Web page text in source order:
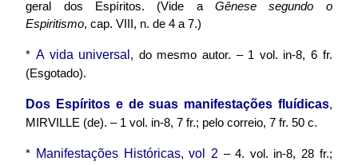
geral dos Espíritos. (Vide aGênese segundo o
Espiritismo, cap. VIII, n. de 4 a 7.)
*A vida universal , do mesmo autor. – 1 vol. in-8, 6 fr.
(Esgotado).
Dos Espíritos e de suas manifestações fluídicas,
MIRVILLE (de). – 1 vol. in-8, 7 fr.; pelo correio, 7 fr. 50 c.
* Manifestações Históricas, vol 2 – 4. vol. in-8, 28 fr.;